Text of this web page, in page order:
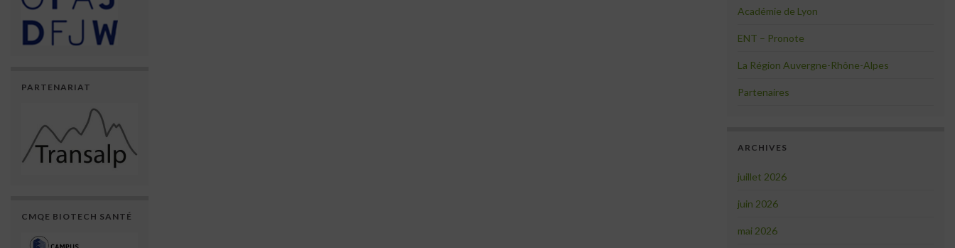
PARTENARIAT
CMQE BIOTECH SANTÉ
Académie de Lyon
ENT – Pronote
La Région Auvergne-Rhône-Alpes
Partenaires
ARCHIVES
juillet 2026
juin 2026
mai 2026